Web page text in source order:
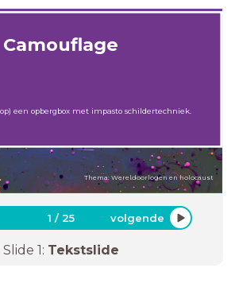
Thema: Wereldoorlogen en holocaust
Camouflage
een opbergbox met impasto schildertechniek.
1 /25 volgende
Slide 1: Tekstslide